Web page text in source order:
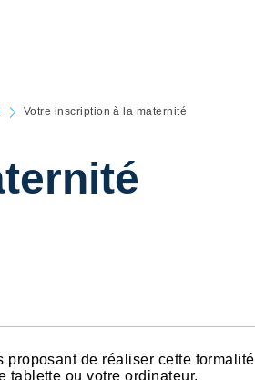
Votre inscription à la maternité
de réaliser cette formalité
tablette ou votre ordinateur.